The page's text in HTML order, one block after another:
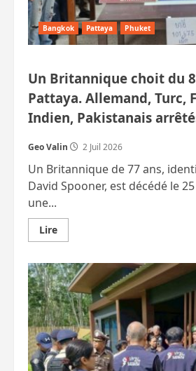
Une
Russe
tombe
du
8e.
Bangkok Pattaya Phuket
Un Britannique choit du
Pattaya. Allemand, Turc,
Indien, Pakistanais
Geo Valin 2 Juil 2026
Un Britannique de 77 ans,
David Spooner, est décédé le
une...
LireEn
savoir
Un
Britannique
choit
du
8e
étage
à
Pattaya.
Allemand,
Turc,
Finlandais,